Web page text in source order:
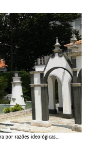
por razões ideológicas…